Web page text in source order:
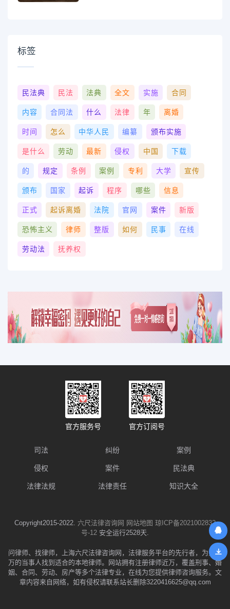
标签
民法典 民法 法典 全文 实施 合同
内容 合同法 什么 法律 年 离婚
时间 怎么 中华人民 编纂 颁布实施
是什么 劳动 最新 侵权 中国 下载
的 规定 条例 案例 专利 大学 宣传
颁布 国家 起诉 程序 哪些 信息
正式 起诉离婚 法院 官网 案件 新版
恐怖主义 律师 整版 如何 民事 在线
劳动法 抚养权
官方服务号 官方订阅号
司法 纠纷 案例
侵权 案件 民法典
法律法规 法律责任 知识大全
Copyright2015-2022. 六尺法律咨询网 网站地图 琼ICP备2021002832
号-12 安全运行2528天.
问律师、找律师，上海六尺法律咨询网，法律服务平台的先行者，为数千
万的当事人找到适合的本地律师。网站拥有注册律师近万，覆盖刑事、婚
姻、合同、劳动、房产等多个法律专业，在线为您提供律师咨询服务。文
章内容来自网络，如有侵权请联系站长删除3220416625@qq.com